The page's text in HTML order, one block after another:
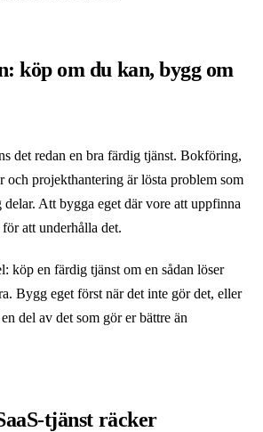
köp om du kan, bygg om
det redan en bra färdig tjänst. Bokföring,
och projekthantering är lösta problem som
delar. Att bygga eget där vore att uppfinna
att underhålla det.
köp en färdig tjänst om en sådan löser
Bygg eget först när det inte gör det, eller
del av det som gör er bättre än
tjänst räcker